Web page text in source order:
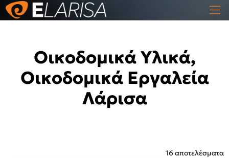
Οικοδομικά Υλικά,
Οικοδομικά Εργαλεία
Λάρισα
16 αποτελέσματα